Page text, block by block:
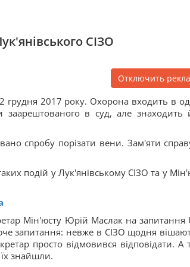
СІЗО
Отключить
грудня 2017 року. Охорона входить в
заарештованого в суд, але знаходить
спробу порізати вени. Зам'яти
подій у Лук'янівському СІЗО та у
Мін'юсту Юрій Маслак на запитання
запитання: невже в СІЗО щодня
просто відмовився відповідати. А
знайшли.